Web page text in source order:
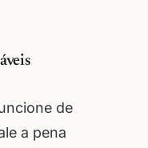
de
a pena